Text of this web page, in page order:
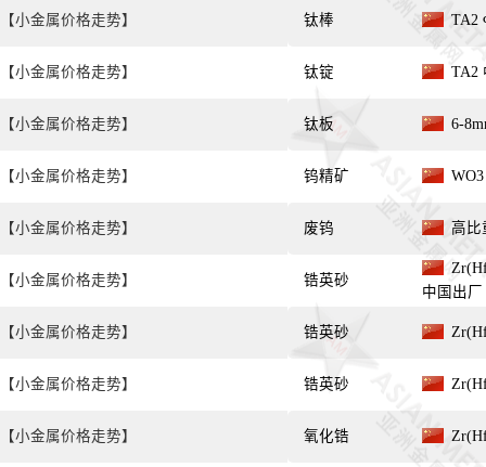
【小金属价格走势】
【小金属价格走势】
【小金属价格走势】
【小金属价格走势】
【小金属价格走势】
【小金属价格走势】
【小金属价格走势】
【小金属价格走势】
【小金属价格走势】
钛棒 TA2
钛锭 TA2
钛板 6-
钨精矿
废钨 高比
锆英砂
中国出厂
锆英砂
锆英砂
氧化锆